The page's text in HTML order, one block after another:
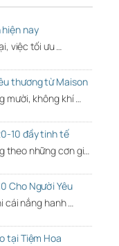
nay
việc tối ưu …
thương từ Maison
mười, không khí …
10 đầy tinh tế
theo những cơn gi…
Cho Người Yêu
cái nắng hanh …
tại Tiệm Hoa